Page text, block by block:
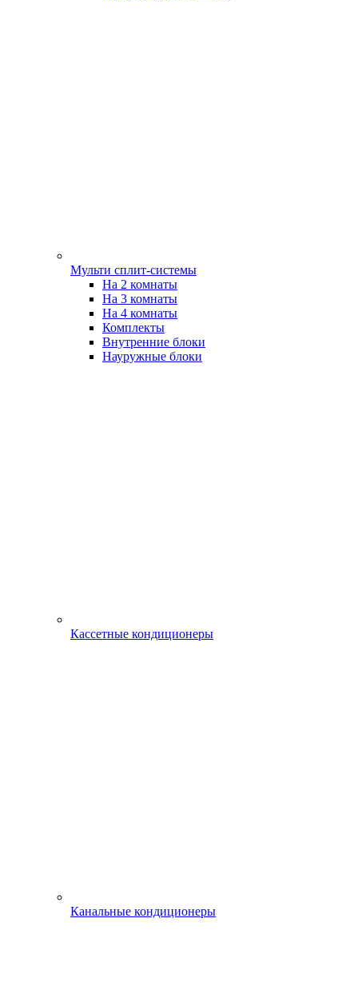
Мульти сплит-системы
На 2 комнаты
На 3 комнаты
На 4 комнаты
Комплекты
Внутренние блоки
Науружные блоки
Кассетные кондиционеры
Канальные кондиционеры